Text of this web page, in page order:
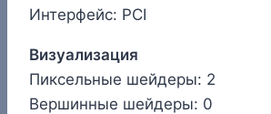
Интерфейс: PCI
Визуализация
Пиксельные шейдеры: 2
Вершинные шейдеры: 0